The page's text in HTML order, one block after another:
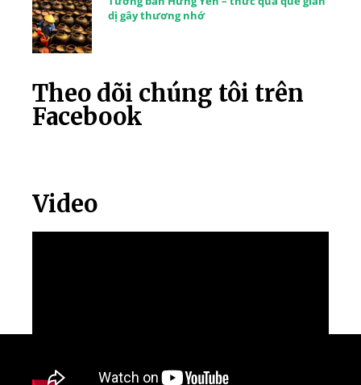
dị gây thương nhớ
Theo dõi chúng tôi trên
Facebook
Video